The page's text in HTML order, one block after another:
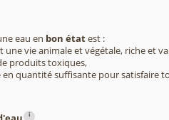
eau en bon étatest :
une vie animale et végétale, riche et
produits toxiques,
quantité suffisante pour satisfaire
i